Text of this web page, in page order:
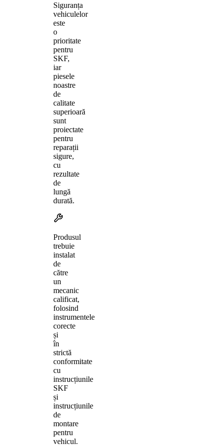
Siguranța
vehiculelor
este
o
prioritate
pentru
SKF,
iar
piesele
noastre
de
calitate
superioară
sunt
proiectate
pentru
reparații
sigure,
cu
rezultate
de
lungă
durată.
Produsul
trebuie
instalat
de
către
un
mecanic
calificat,
folosind
instrumentele
corecte
și
în
strictă
conformitate
cu
instrucțiunile
SKF
și
instrucțiunile
de
montare
pentru
vehicul.